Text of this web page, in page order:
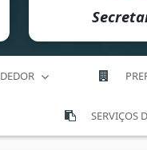
SERVIÇOS